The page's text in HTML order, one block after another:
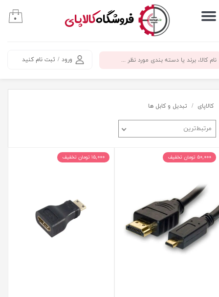
​فروشگاهکالاپای
ورود / ثبت نام کنید
حساب کاربری من
سفارشات
خروج از حساب کاربری
۰
کالاپای تبدیل و کابل ها
مرتبط‌ترین
۵۰,۰۰۰ تومان تخفیف ۱۵,۰۰۰ تومان تخفیف